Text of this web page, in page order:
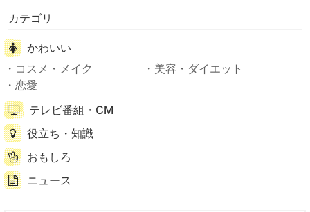
カテゴリ
かわいい
コスメ・メイク
美容・ダイエット
恋愛
テレビ番組・CM
役立ち・知識
おもしろ
ニュース